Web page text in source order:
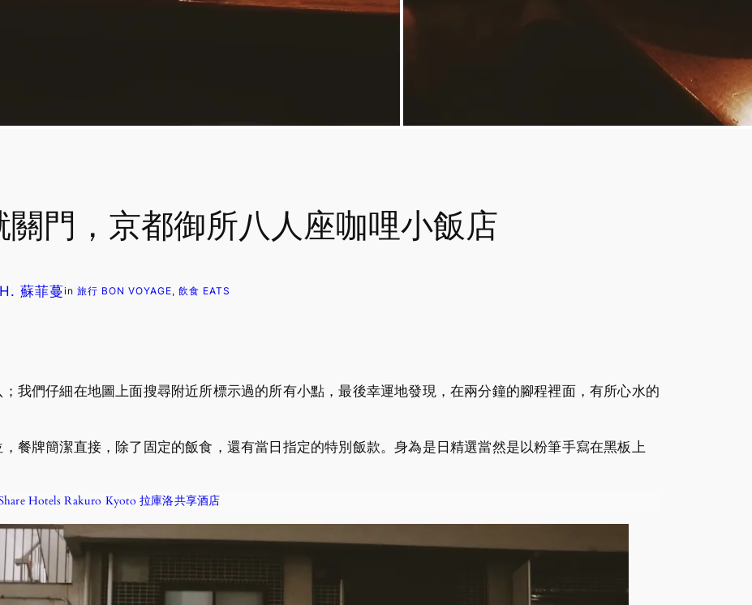
門，京都御所八人座咖哩小飯店
蘇菲蔓in 旅行 BON VOYAGE, 飲食 EATS
我們仔細在地圖上面搜尋附近所標示過的所有小點，最後幸運地發現，在兩分鐘的腳程裡面，有所心水的
餐牌簡潔直接，除了固定的飯食，還有當日指定的特別飯款。身為是日精選當然是以粉筆手寫在黑板上
Hotels Rakuro Kyoto 拉庫洛共享酒店